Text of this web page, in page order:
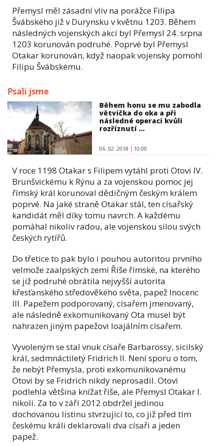
Přemysl měl zásadní vliv na porážce Filipa
Švábského již v Durynsku v květnu 1203. Během
následných vojenských akcí byl Přemysl 24. srpna
1203 korunován podruhé. Poprvé byl Přemysl
Otakar korunován, když naopak vojensky pomohl
Filipu Švábskému.
Psali jsme
Během honu se mu zabodla
větvička do oka a při
následné operaci kvůli
rozříznutí ...
06. 02. 2018 10:00
V roce 1198 Otakar s Filipem vytáhl proti Otovi IV.
Brunšvickému k Rýnu a za vojenskou pomoc jej
římský král korunoval dědičným českým králem
poprvé. Na jaké straně Otakar stál, ten císařský
kandidát měl díky tomu navrch. A každému
pomáhal nikoliv radou, ale vojenskou silou svých
českých rytířů.
Do třetice to pak bylo i pouhou autoritou prvního
velmože zaalpských zemí Říše římské, na kterého
se již podruhé obrátila nejvyšší autorita
křesťanského středověkého světa, papež Inocenc
III. Papežem podporovaný, císařem jmenovaný,
ale následně exkomunikovaný Ota musel být
nahrazen jiným papežovi loajálním císařem.
Vyvoleným se stal vnuk císaře Barbarossy, sicilský
král, sedmnáctiletý Fridrich II. Není sporu o tom,
že nebýt Přemysla, proti exkomunikovanému
Otovi by se Fridrich nikdy neprosadil. Otovi
podlehla většina knížat říše, ale Přemysl Otakar I.
nikoli. Za to v září 2012 obdržel jedinou
dochovanou listinu stvrzující to, co již před tím
českému králi deklarovali dva císaři a jeden
papež.